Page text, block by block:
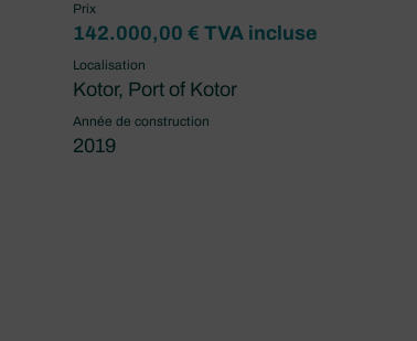
Prix
142.000,00 € TVA incluse
Localisation
Kotor, Port of Kotor
Année de construction
2019